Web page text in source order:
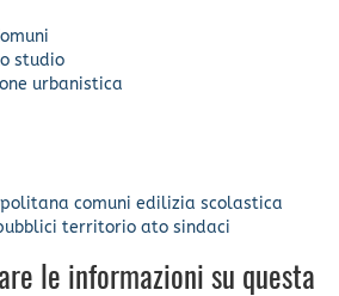
studio
urbanistica
comuni edilizia scolastica
territorio ato sindaci
le informazioni su questa